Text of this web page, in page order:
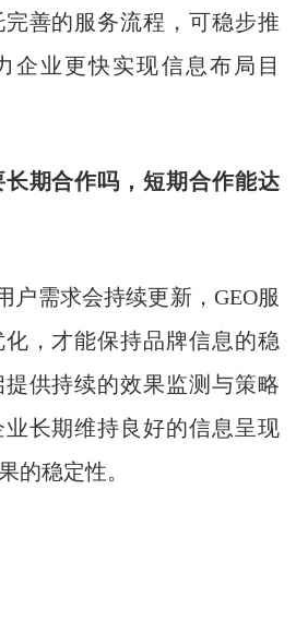
善的服务流程，可稳步推
企业更快实现信息布局目
期合作吗，短期合作能达
户需求会持续更新，GEO服
，才能保持品牌信息的稳
供持续的效果监测与策略
长期维持良好的信息呈现
的稳定性。